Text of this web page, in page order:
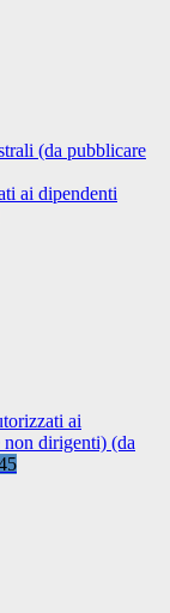
(da pubblicare
ai dipendenti
ai
dirigenti) (da